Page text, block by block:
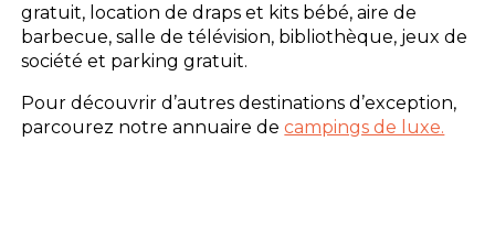
gratuit, location de draps et kits bébé, aire de
barbecue, salle de télévision, bibliothèque, jeux de
société et parking gratuit.
Pour découvrir d’autres destinations d’exception,
parcourez notre annuaire decampings de luxe.